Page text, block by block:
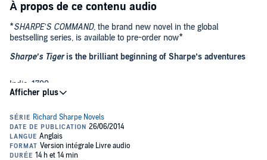
À propos de ce contenu audio
*SHARPE’S COMMAND, the brand new novel in the global
bestselling series, is available to pre-order now*
Sharpe’s Tigeris the brilliant beginning of Sharpe’s adventures
India, 1799
The citadel of Seringapatam is under siege. Navigating this
dangerous kingdom of bejewelled palaces and poverty, Private
Richard Sharpe embarks on a rescue mission to save a senior
officer from the clutches of the Tippoo of Mysore – and oust the
Sultan from his throne.